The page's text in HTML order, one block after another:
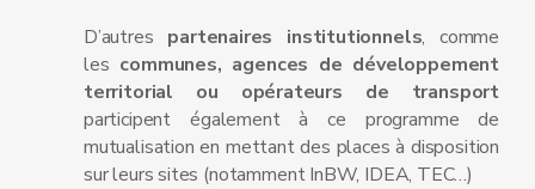
D’autres partenaires institutionnels, comme
les communes, agences de développement
territorial ou opérateurs de transport
participent également à ce programme de
mutualisation en mettant des places à disposition
sur leurs sites (notamment InBW, IDEA, TEC…)